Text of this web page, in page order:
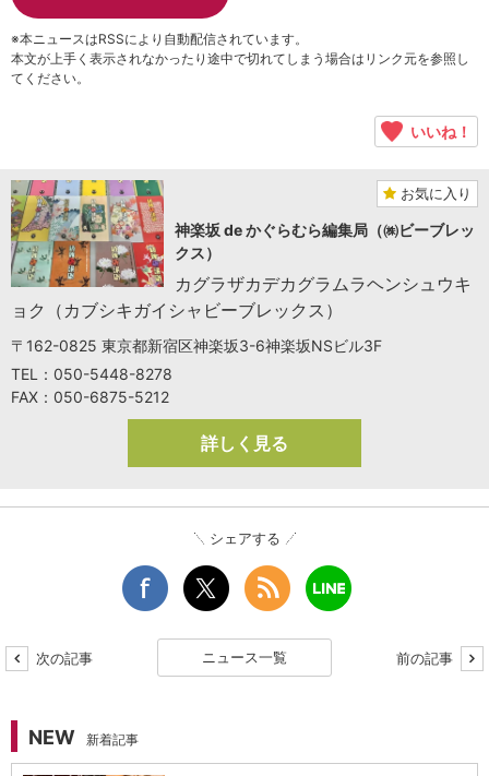
※本ニュースはRSSにより自動配信されています。
本文が上手く表示されなかったり途中で切れてしまう場合はリンク元を参照し
てください。
いいね！
お気に入り
神楽坂 de かぐらむら編集局（㈱ビーブレッ
クス）
カグラザカデカグラムラヘンシュウキ
ョク（カブシキガイシャビーブレックス）
〒162-0825 東京都新宿区神楽坂3-6神楽坂NSビル3F
TEL：050-5448-8278
FAX：050-6875-5212
詳しく見る
シェアする
次の記事 ニュース一覧 前の記事
NEW 新着記事